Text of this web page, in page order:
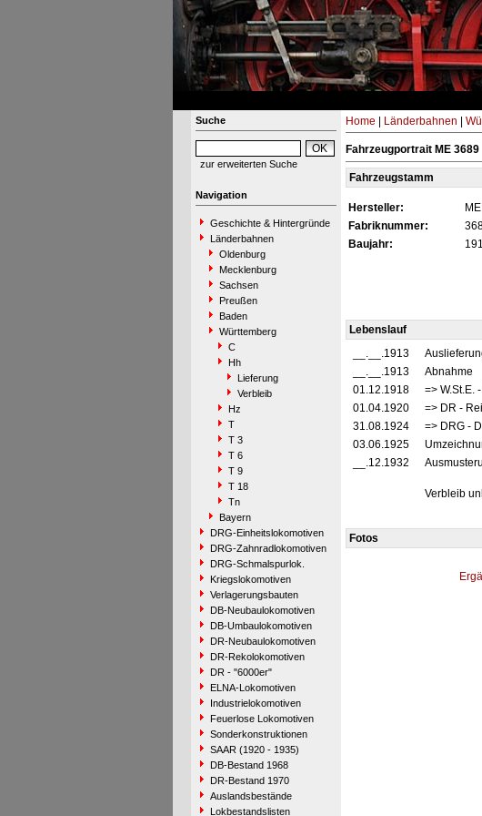
Suche
zur erweiterten Suche
Navigation
Geschichte & Hintergründe
Länderbahnen
Oldenburg
Mecklenburg
Sachsen
Preußen
Baden
Württemberg
C
Hh
Lieferung
Verbleib
Hz
T
T 3
T 6
T 9
T 18
Tn
Bayern
DRG-Einheitslokomotiven
DRG-Zahnradlokomotiven
DRG-Schmalspurlok.
Kriegslokomotiven
Verlagerungsbauten
DB-Neubaulokomotiven
DB-Umbaulokomotiven
DR-Neubaulokomotiven
DR-Rekolokomotiven
DR - "6000er"
ELNA-Lokomotiven
Industrielokomotiven
Feuerlose Lokomotiven
Sonderkonstruktionen
SAAR (1920 - 1935)
DB-Bestand 1968
DR-Bestand 1970
Auslandsbestände
Lokbestandslisten
Home Länderbahnen
Fahrzeugportrait ME 3689
Fahrzeugstamm
Hersteller: ME
Fabriknummer:
Baujahr:
Lebenslauf
__.__.1913
__.__.1913
Abnahme
01.12.1918
=> W.St.E.
01.04.1920
=> DR -
31.08.1924
=> DRG -
03.06.1925
__.12.1932
Verbleib
Fotos